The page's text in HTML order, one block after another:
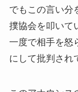
でもこの言い分
撲協会を叩いて
一度で相手を怒
にして批判され